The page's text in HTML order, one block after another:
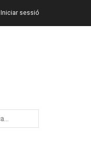
Iniciar sessió